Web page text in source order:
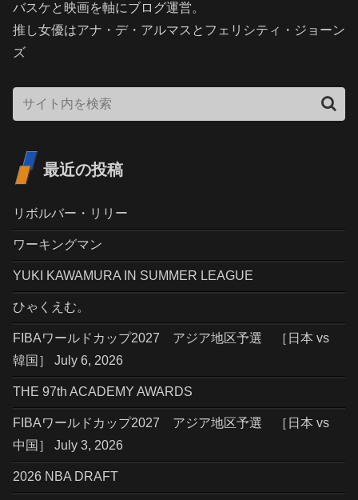
バスケと映画を軸にブログ運営。
推し女優はアナ・デ・アルマスとフェリシティ・ジョーン
ズ
最近の投稿
リボルバー・リリー
ワーキングマン
YUKI KAWAMURA IN SUMMER LEAGUE
ひゃくえむ。
FIBAワールドカップ2027 アジア地区予選 ［日本 vs
韓国］ July 6, 2026
THE 97th ACADEMY AWARDS
FIBAワールドカップ2027 アジア地区予選 ［日本 vs
中国］ July 3, 2026
2026 NBA DRAFT